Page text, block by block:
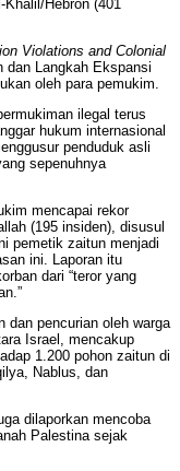
Hebron (401
Violations and Colonial
dan Langkah Ekspansi
oleh para pemukim.
ilegal terus
hukum internasional
penduduk asli
sepenuhnya
mencapai rekor
(195 insiden), disusul
pemetik zaitun menjadi
ini. Laporan itu
dari “teror yang
dan pencurian oleh warga
Israel, mencakup
1.200 pohon zaitun di
Nablus, dan
dilaporkan mencoba
Palestina sejak